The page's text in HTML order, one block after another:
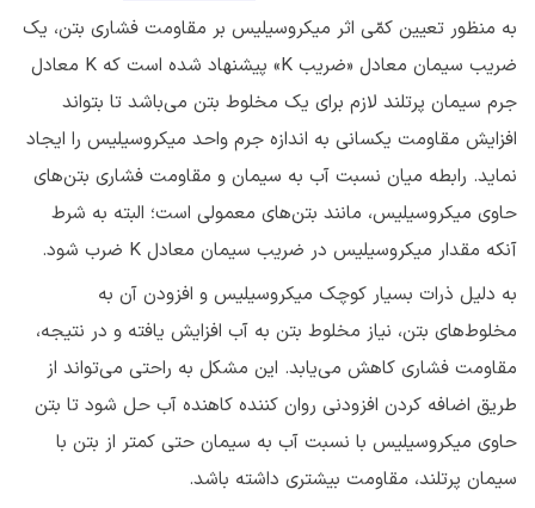
به منظور تعیین کمّی اثر میکروسیلیس بر مقاومت فشاری بتن، یک
ضریب سیمان معادل «ضریب K» پیشنهاد شده است که K معادل
جرم سیمان پرتلند لازم برای یک مخلوط بتن می‌باشد تا بتواند
افزایش مقاومت یکسانی به اندازه جرم واحد میکروسیلیس را ایجاد
نماید. رابطه میان نسبت آب به سیمان و مقاومت فشاری بتن‌های
حاوی میکروسیلیس، مانند بتن‌های معمولی است؛ البته به شرط
آنکه مقدار میکروسیلیس در ضریب سیمان معادل K ضرب شود.
به دلیل ذرات بسیار کوچک میکروسیلیس و افزودن آن به
مخلوط‌های بتن، نیاز مخلوط بتن به آب افزایش یافته و در نتیجه،
مقاومت فشاری کاهش می‌یابد. این مشکل به راحتی می‌تواند از
طریق اضافه کردن افزودنی روان کننده کاهنده آب حل شود تا بتن
حاوی میکروسیلیس با نسبت آب به سیمان حتی کمتر از بتن با
سیمان پرتلند، مقاومت بیشتری داشته باشد.